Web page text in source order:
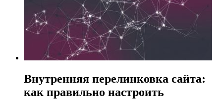
Внутренняя перелинковка сайта:
как правильно настроить